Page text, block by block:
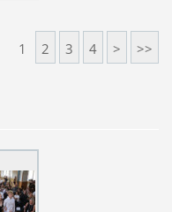
1 2 3 4 > >>